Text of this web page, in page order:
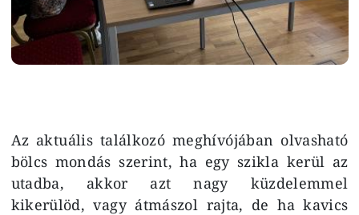
Az aktuális találkozó meghívójában olvasható
bölcs mondás szerint, ha egy szikla kerül az
utadba, akkor azt nagy küzdelemmel
kikerülöd, vagy átmászol rajta, de ha kavics